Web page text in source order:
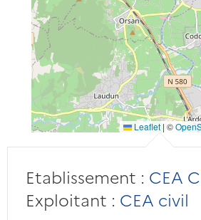
Leaflet | ©
Etablissement : CEA
Exploitant : CEA civil